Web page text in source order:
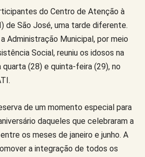
do Centro de Atenção à
de São José, uma tarde diferente.
Administração Municipal, por meio
Social, reuniu os idosos na
(28) e quinta-feira (29), no
de um momento especial para
daqueles que celebraram a
os meses de janeiro e junho. A
a integração de todos os